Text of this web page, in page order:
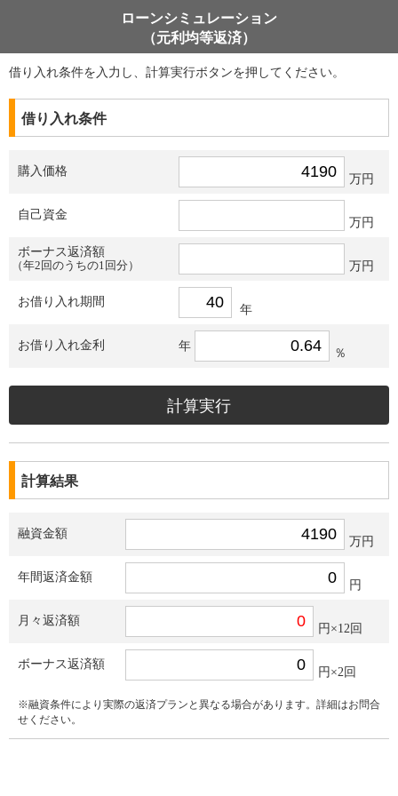
ローンシミュレーション
（元利均等返済）
借り入れ条件を入力し、計算実行ボタンを押してください。
借り入れ条件
購入価格
万円
自己資金
万円
ボーナス返済額
（年2回のうちの1回分）
万円
お借り入れ期間
年
お借り入れ金利 年
％
計算結果
融資金額
万円
年間返済金額
円
月々返済額
円×12回
ボーナス返済額
円×2回
※融資条件により実際の返済プランと異なる場合があります。詳細はお問合
せください。